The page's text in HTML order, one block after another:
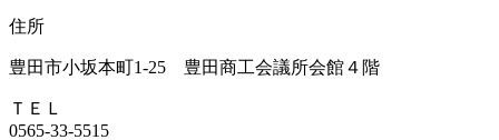
住所
豊田市小坂本町1-25 豊田商工会議所会館４階
ＴＥＬ
0565-33-5515